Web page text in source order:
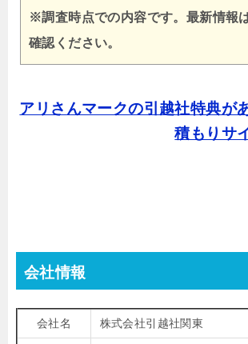
※調査時点での内容です。最新情報
確認ください。
アリさんマークの引越社特典が
積もりサ
会社情報
会社名 株式会社引越社関東